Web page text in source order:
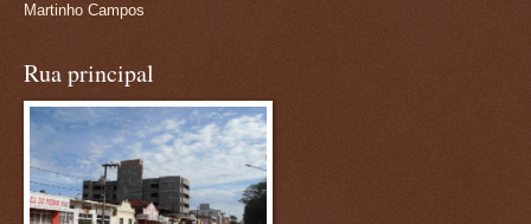
Martinho Campos
Rua principal